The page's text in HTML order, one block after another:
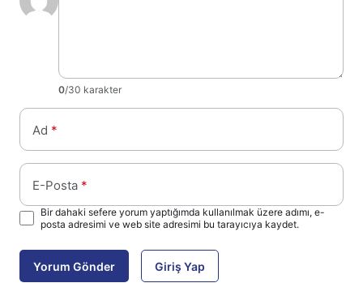
0/30 karakter
Ad *
E-Posta *
Bir dahaki sefere yorum yaptığımda kullanılmak üzere adımı, e-
posta adresimi ve web site adresimi bu tarayıcıya kaydet.
Yorum Gönder Giriş Yap